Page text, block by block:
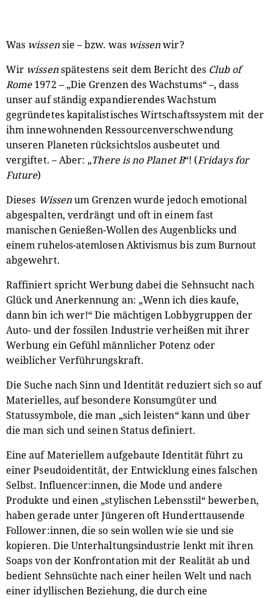
Was wissensie – bzw. was wissenwir?
Wir wissenspätestens seit dem Bericht des Club of
Rome1972 – „Die Grenzen des Wachstums“ –, dass
unser auf ständig expandierendes Wachstum
gegründetes kapitalistisches Wirtschaftssystem mit der
ihm innewohnenden Ressourcenverschwendung
unseren Planeten rücksichtslos ausbeutet und
vergiftet. – Aber: „There is no Planet B“! (Fridays for
Future)
Dieses Wissenum Grenzen wurde jedoch emotional
abgespalten, verdrängt und oft in einem fast
manischen Genießen-Wollen des Augenblicks und
einem ruhelos-atemlosen Aktivismus bis zum Burnout
abgewehrt.
Raffiniert spricht Werbung dabei die Sehnsucht nach
Glück und Anerkennung an: „Wenn ich dies kaufe,
dann bin ich wer!“ Die mächtigen Lobbygruppen der
Auto- und der fossilen Industrie verheißen mit ihrer
Werbung ein Gefühl männlicher Potenz oder
weiblicher Verführungskraft.
Die Suche nach Sinn und Identität reduziert sich so auf
Materielles, auf besondere Konsumgüter und
Statussymbole, die man „sich leisten“ kann und über
die man sich und seinen Status definiert.
Eine auf Materiellem aufgebaute Identität führt zu
einer Pseudoidentität, der Entwicklung eines falschen
Selbst. Influencer:innen, die Mode und andere
Produkte und einen „stylischen Lebensstil“ bewerben,
haben gerade unter Jüngeren oft Hunderttausende
Follower:innen, die so sein wollen wie sie und sie
kopieren. Die Unterhaltungsindustrie lenkt mit ihren
Soaps von der Konfrontation mit der Realität ab und
bedient Sehnsüchte nach einer heilen Welt und nach
einer idyllischen Beziehung, die durch eine